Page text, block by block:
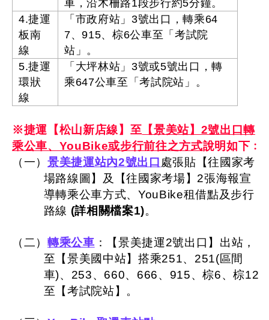
車，沿木柵路1段步行約5分鐘。
4.捷運
板南
線
「市政府站」3號出口，轉乘64
7、915、棕6公車至「考試院
站」。
5.捷運
環狀
線
「大坪林站」3號或5號出口，轉
乘647公車至「考試院站」。
※捷運【松山新店線】至 【景美站】2號出口轉
乘公車、YouBike或步行前往之方式說明如下﹕
（一） 景美捷運站內2號出口 處張貼【往國家考
場路線圖】及【往國家考場】2張海報宣
導轉乘公車方式、YouBike租借點及步行
路線 (詳相關檔案1)。
（二） 轉乘公車 ：【景美捷運2號出口】出站，
至【景美國中站】搭乘251、251(區間
車)、253、660、666、915、棕6、棕12
至【考試院站】。